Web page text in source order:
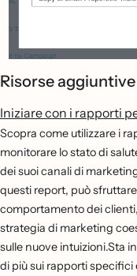
Risorse aggiuntive
Iniziare con i rapporti
Scopra come utilizzare i
monitorare lo stato di
dei suoi canali di
questi report, può
comportamento dei
strategia di marketing
sulle nuove intuizioni.Sta
di più sui rapporti